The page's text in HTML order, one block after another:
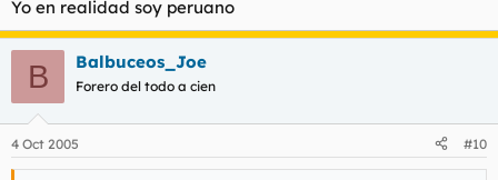
Yo en realidad soy peruano
B Balbuceos_Joe
Forero del todo a cien
4 Oct 2005 #10